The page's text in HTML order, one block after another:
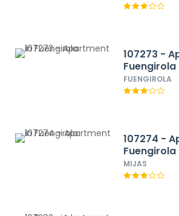
107273 - Apartment in
Fuengirola
FUENGIROLA
107274 -
Fuengirola
MIJAS